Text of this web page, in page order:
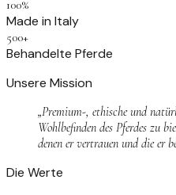
100%
Made in Italy
500+
Behandelte Pferde
Unsere Mission
„Premium-, ethische und
Wohlbefinden des Pferdes zu
denen er vertrauen und die er
Die Werte